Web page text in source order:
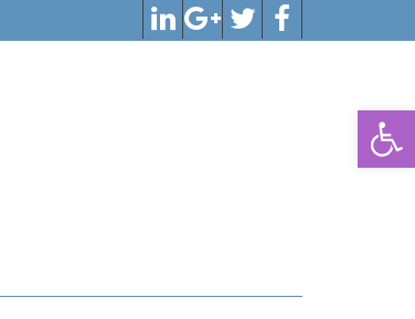
פתח סרגל נגישות
Facebook
Twitter
Google+
LinkedIn